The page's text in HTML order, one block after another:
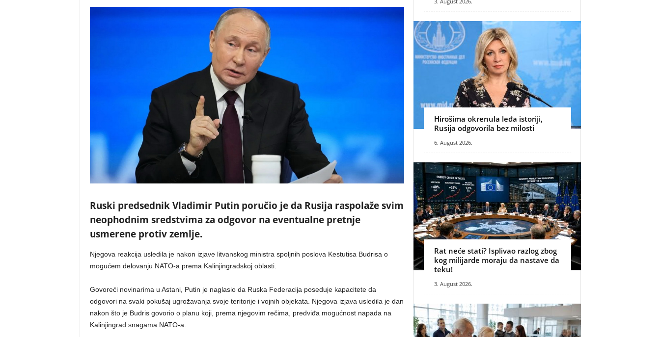
Ruski predsednik Vladimir Putin poručio je da Rusija raspolaže svim
neophodnim sredstvima za odgovor na eventualne pretnje
usmerene protiv zemlje.
Njegova reakcija usledila je nakon izjave litvanskog ministra spoljnih poslova Kestutisa Budrisa o
mogućem delovanju NATO-a prema Kalinjingradskoj oblasti.
Govoreći novinarima u Astani, Putin je naglasio da Ruska Federacija poseduje kapacitete da
odgovori na svaki pokušaj ugrožavanja svoje teritorije i vojnih objekata. Njegova izjava usledila je dan
nakon što je Budris govorio o planu koji, prema njegovim rečima, predviđa mogućnost napada na
Kalinjingrad snagama NATO-a.
Hirošima okrenula leđa istoriji,
Rusija odgovorila bez milosti
6. August 2026.
Rat neće stati? Isplivao razlog zbog
kog milijarde moraju da nastave da
teku!
3. August 2026.